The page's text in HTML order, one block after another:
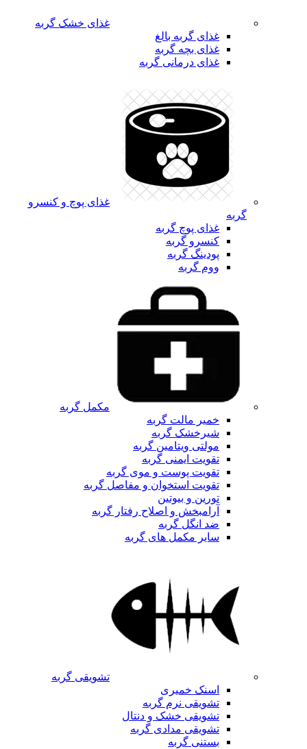
غذای خشک گربه
غذای گربه بالغ
غذای بچه گربه
غذای درمانی گربه
غذای پوچ و کنسرو
گربه
غذای پوچ گربه
کنسرو گربه
پودینگ گربه
ووم گربه
مکمل گربه
خمیر مالت گربه
شیرخشک گربه
مولتی ویتامین گربه
تقویت ایمنی گربه
تقویت پوست و موی گربه
تقویت استخوان و مفاصل گربه
تورین و بیوتین
آرامبخش و اصلاح رفتار گربه
ضد انگل گربه
سایر مکمل های گربه
تشویقی گربه
اسنک خمیری
تشویقی نرم گربه
تشویقی خشک و دنتال
تشویقی مدادی گربه
بستنی گربه